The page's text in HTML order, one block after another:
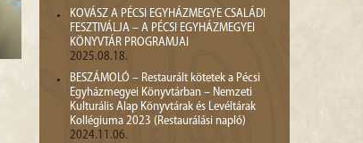
KOVÁSZ A PÉCSI EGYHÁZMEGYE CSALÁDI
FESZTIVÁLJA – A PÉCSI EGYHÁZMEGYEI
KÖNYVTÁR PROGRAMJAI
2025.08.18.
BESZÁMOLÓ – Restaurált kötetek a Pécsi
Egyházmegyei Könyvtárban – Nemzeti
Kulturális Alap Könyvtárak és Levéltárak
Kollégiuma 2023 (Restaurálási napló)
2024.11.06.